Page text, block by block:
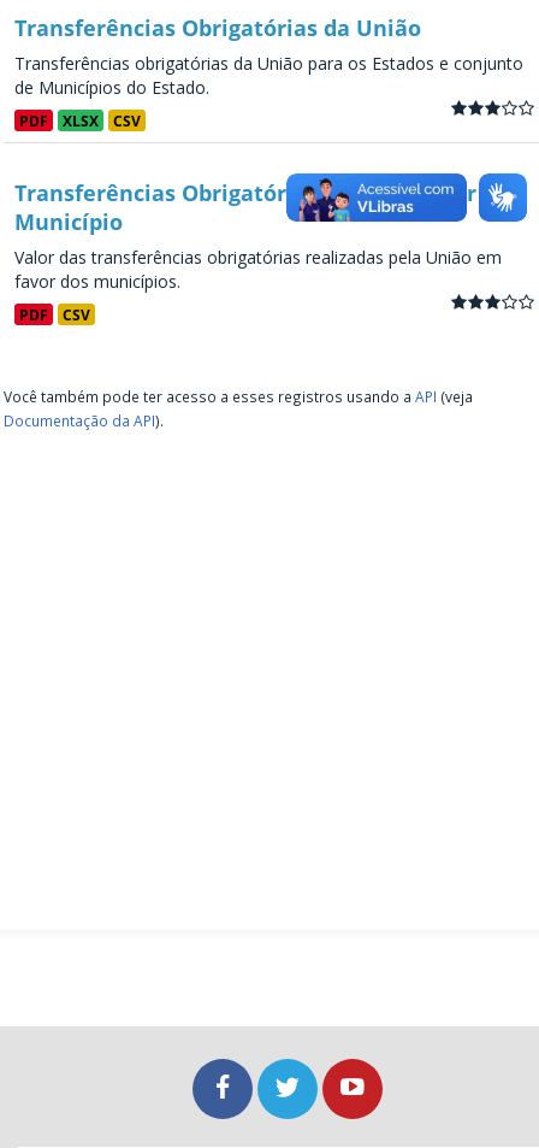
Transferências Obrigatórias da União
Transferências obrigatórias da União para os Estados e conjunto
de Municípios do Estado.
PDF XLSX CSV
Transferências Obrigatórias da União - por
Município
Valor das transferências obrigatórias realizadas pela União em
favor dos municípios.
PDF CSV
Você também pode ter acesso a esses registros usando a API (veja
Documentação da API).